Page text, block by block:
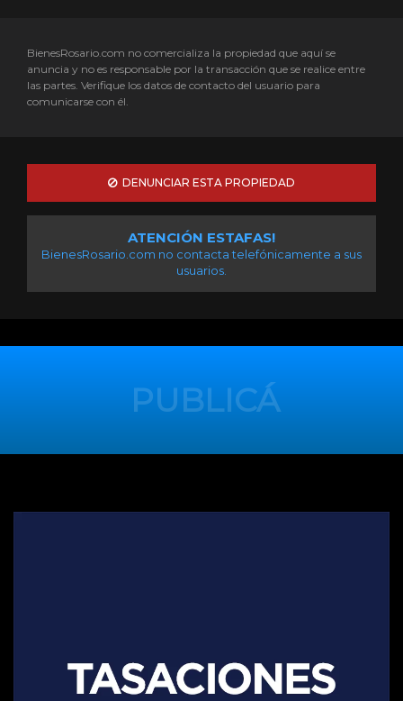
BienesRosario.com no comercializa la propiedad que aquí se
anuncia y no es responsable por la transacción que se realice entre
las partes. Verifique los datos de contacto del usuario para
comunicarse con él.
DENUNCIAR ESTA PROPIEDAD
ATENCIÓN ESTAFAS!
BienesRosario.com no contacta telefónicamente a sus
usuarios.